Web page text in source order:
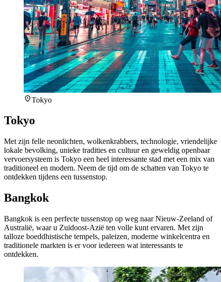
Tokyo
Tokyo
Met zijn felle neonlichten, wolkenkrabbers, technologie, vriendelijke
lokale bevolking, unieke tradities en cultuur en geweldig openbaar
vervoersysteem is Tokyo een heel interessante stad met een mix van
traditioneel en modern. Neem de tijd om de schatten van Tokyo te
ontdekken tijdens een tussenstop.
Bangkok
Bangkok is een perfecte tussenstop op weg naar Nieuw-Zeeland of
Australië, waar u Zuidoost-Azië ten volle kunt ervaren. Met zijn
talloze boeddhistische tempels, paleizen, moderne winkelcentra en
traditionele markten is er voor iedereen wat interessants te
ontdekken.